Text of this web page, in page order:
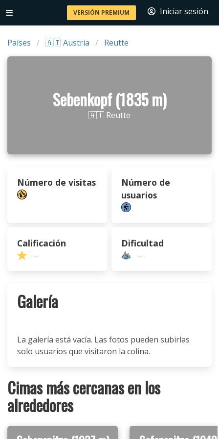
VERSIÓN PREMIUM Iniciar sesión
Países 🇦🇹 Austria Reutte
Sebenkopf (1835 m)
🇦🇹 Reutte
Número de visitas
Número de
usuarios
Calificación
–
Dificultad
–
Galería
La galería está vacía. Las fotos pueden subirlas
solo usuarios que visitaron la colina.
Cimas más cercanas en los
alrededores